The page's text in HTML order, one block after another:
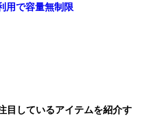
用で容量無制限
目しているアイテムを紹介す